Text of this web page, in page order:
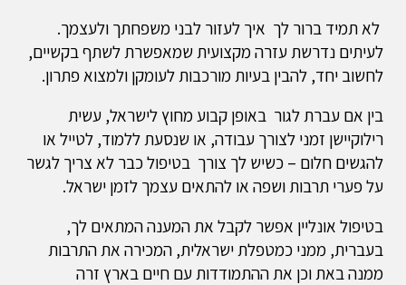
לא תמיד ברור לך איך לעזור לבני משפחתך ולעצמך.
לעיתים נדרשת עזרה מקצועית שמאפשרת לשתף בקשיים,
לחשוב יחד, להבין בעיות מורכבות לעומקן ולמצוא פתרון.
בין אם עברת לגור באופן קבוע מחוץ לישראל, עשית
רילוקיישן זמני לצורך עבודה, או שנסעת ללמוד, לטייל או
להגשים חלום – כשיש לך צורך בטיפול כבר לא צריך לגשר
על פערי תרבות ושפה או להתאים עצמך לזמן ישראל.
בטיפול אונליין אפשר לקבל את המענה המתאים לך,
בעברית, ממני כמטפלת ישראלית, המכירה את התרבות
ממנה באת וכן את ההתמודדות עם חיים בארץ זרה